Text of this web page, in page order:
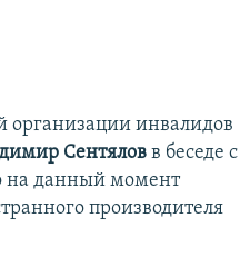
организации инвалидов
Сентяловв беседе с
на данный момент
производителя